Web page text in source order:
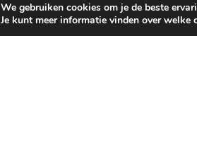
We gebruiken cookies om je de beste
Je kunt meer informatie vinden over